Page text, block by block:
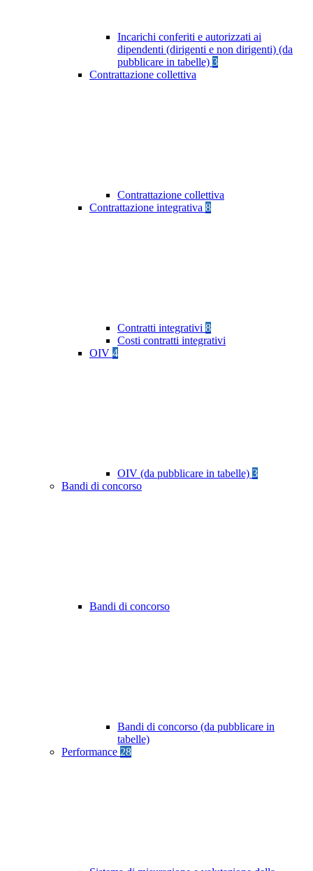
Incarichi conferiti e autorizzati ai
dipendenti (dirigenti e non dirigenti) (da
pubblicare in tabelle) 3
Contrattazione collettiva
Contrattazione collettiva
Contrattazione integrativa 8
Contratti integrativi 8
Costi contratti integrativi
OIV 4
OIV (da pubblicare in tabelle) 3
Bandi di concorso
Bandi di concorso
Bandi di concorso (da pubblicare in
tabelle)
Performance 28